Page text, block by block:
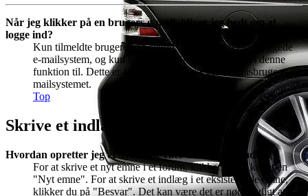
Når jeg klikker på en brugers e-mail, bliver jeg bedt om at
logge ind?
Kun tilmeldte brugere kan sende e-mails via det indbyggede
e-mailsystem, og kun hvis en administrator har slået denne
funktion til. Dette er for at forhindre gæster i at misbruge e-
mailsystemet.
Top
Skrive et indlæg
Hvordan opretter jeg et nyt emne eller besvarer et indlæg?
For at skrive et nyt emne i et forum, klikker du på knappen
"Nyt emne". For at skrive et indlæg i et eksisterende emne,
klikker du på "Besvar". Det kan være det er nødvendigt at